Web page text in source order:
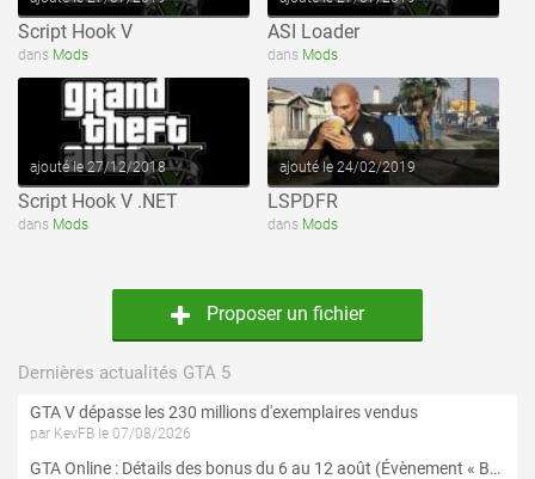
Script Hook V
dans Mods
ASI Loader
dans Mods
voir ce fichier
ajouté le 27/12/2018
Script Hook V .NET
dans Mods
voir ce fichier
ajouté le 24/02/2019
LSPDFR
dans Mods
Proposer un fichier
Dernières actualités GTA 5
GTA V dépasse les 230 millions d'exemplaires vendus
par KevFB le 07/08/2026
GTA Online : Détails des bonus du 6 au 12 août (Évènement « Braquages de l'été » - Suite et fin)